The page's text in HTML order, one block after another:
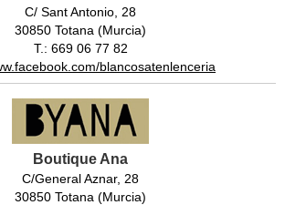
C/ Sant Antonio, 28
30850 Totana (Murcia)
T.: 669 06 77 82
blancosatenlenceria
Boutique Ana
C/General Aznar, 28
30850 Totana (Murcia)